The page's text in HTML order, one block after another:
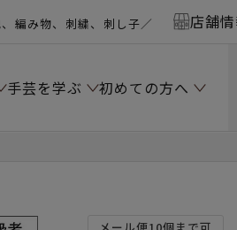
編み物、刺繍、刺し子／ 店舗
手芸を学ぶ 初めての方へ